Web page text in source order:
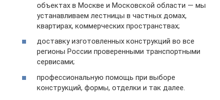
объектах в Москве и Московской области — мы
устанавливаем лестницы в частных домах,
квартирах, коммерческих пространствах;
доставку изготовленных конструкций во все
регионы России проверенными транспортными
сервисами;
профессиональную помощь при выборе
конструкций, формы, отделки и так далее.